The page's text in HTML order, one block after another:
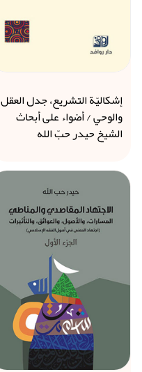
إشكاليّة التشريع، جدل العقل
والوحي / أضواء على أبحاث
الشيخ حيدر حبّ الله